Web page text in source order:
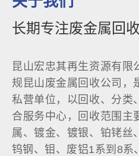
长期专注废金属回
昆山宏忠其再生资源有限
规昆山废金属回收公司，
私营单位，以回收、分类
合服务中心，回收范围主
属、镀金、镀银、铂铑丝
钨钢、钼、废铝1系到8系